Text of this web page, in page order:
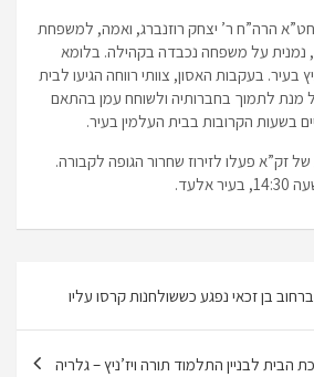
הרה”ח ר’ יצחק רוזנברג, ואמה, למשפחת
נמנית על משפחה נכבדה בקהילה. בלומא
בעיר. בעקבות האסון, צוותי רווחה הגיעו לבית
לתמוך בחברותיה ולשוחח עמן בהתאם
בשעות הקרובות בבית העלמין בעיר.
זק”א פעלו לזירוז שחרור הגופה לקבורה.
בן זכאי נפגע כששולחנות קרסו עליו
הבית לבניין התלמוד תורה ויז’ניץ – גלריה